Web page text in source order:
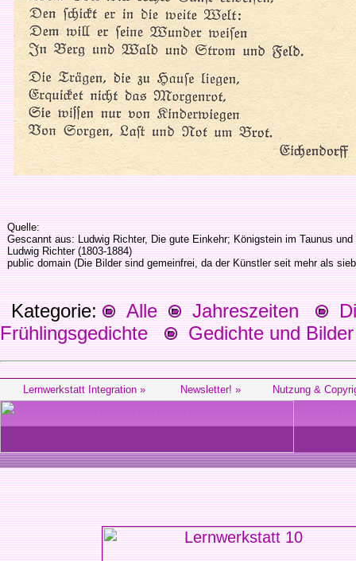
Quelle:
Gescannt aus: Ludwig Richter, Die gute Einkehr; Königstein im Taunus und
Ludwig Richter (1803-1884)
public domain (Die Bilder sind gemeinfrei, da der Künstler seit mehr als
Kategorie: Alle Jahreszeiten
Frühlingsgedichte
Gedichte und Bilder
Lernwerkstatt Integration » Newsletter! » Nutzung &